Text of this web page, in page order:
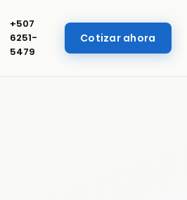
+507
6251-
5479
Cotizar ahora